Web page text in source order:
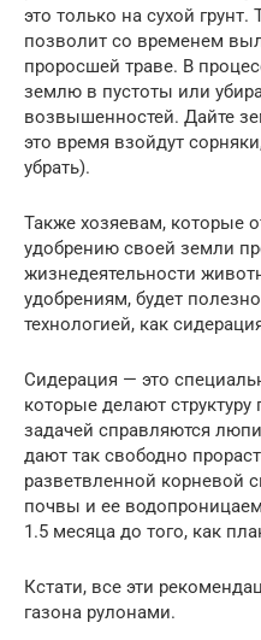
это только на сухой
позволит со временем
проросшей траве. В
землю в пустоты или
возвышенностей. Дайте
это время взойдут
убрать).
Также хозяевам, которые
удобрению своей земли
жизнедеятельности
удобрениям, будет
технологией, как
Сидерация — это
которые делают структуру
задачей справляются
дают так свободно
разветвленной корневой
почвы и ее
1.5 месяца до того, как
Кстати, все эти
газона рулонами.